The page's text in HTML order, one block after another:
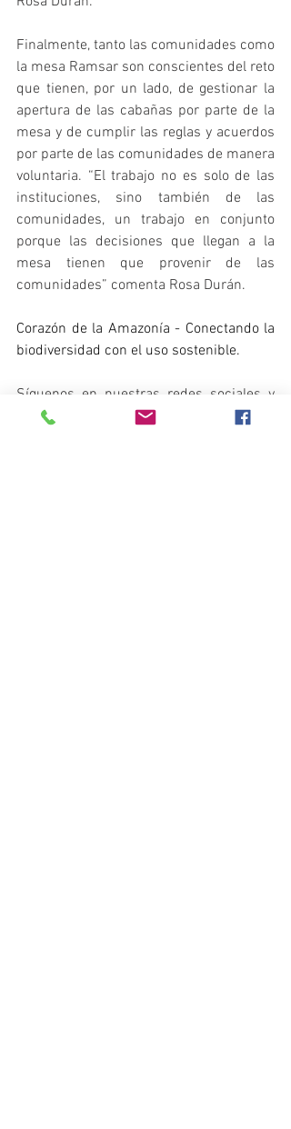
Finalmente, tanto las comunidades como
la mesa Ramsar son conscientes del reto
que tienen, por un lado, de gestionar la
apertura de las cabañas por parte de la
mesa y de cumplir las reglas y acuerdos
por parte de las comunidades de manera
voluntaria. “El trabajo no es solo de las
instituciones, sino también de las
comunidades, un trabajo en conjunto
porque las decisiones que llegan a la
mesa tienen que provenir de las
comunidades” comenta Rosa Durán.
Corazón de la Amazonía - Conectando la
biodiversidad con el uso sostenible.
Síguenos en nuestras redes sociales y
entérate de todo lo que sucede en el